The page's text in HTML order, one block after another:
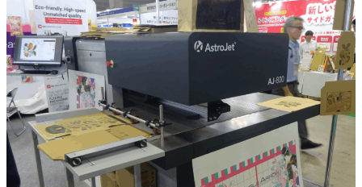
発刊案内
JFPI印刷用語集 印刷機材年鑑
運営
会社案内
購読・購入申し込み
サイトポリシー
お問い合わせ